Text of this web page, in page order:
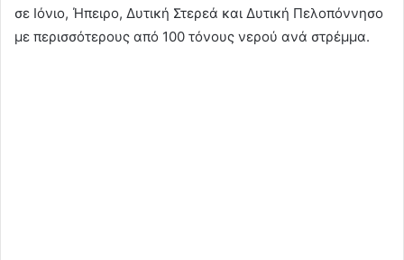
σε Ιόνιο, Ήπειρο, Δυτική Στερεά και Δυτική Πελοπόννησο
με περισσότερους από 100 τόνους νερού ανά στρέμμα.